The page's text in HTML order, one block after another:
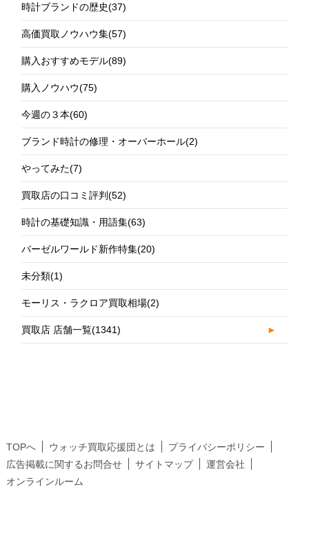
時計ブランドの歴史(37)
高価買取ノウハウ集(57)
購入おすすめモデル(89)
購入ノウハウ(75)
今週の３本(60)
ブランド時計の修理・オーバーホール(2)
やってみた(7)
買取店の口コミ評判(52)
時計の基礎知識・用語集(63)
バーゼルワールド新作特集(20)
未分類(1)
モーリス・ラクロア買取相場(2)
買取店 店舗一覧(1341) ►
TOPへ ウォッチ買取応援団とは
プライバシーポリシー
広告掲載に関するお問合せ
サイトマップ
運営会社
オンラインルーム